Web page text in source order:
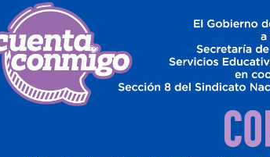
uso
herramientas
digitales
durante
ciclo
2025-
Beca
Económica
para
Cursar
Estudios
Posgrado